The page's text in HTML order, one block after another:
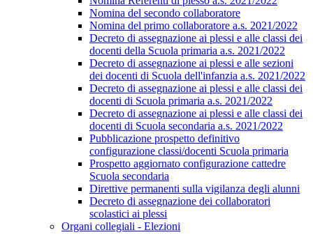
Nomina del secondo collaboratore
Nomina del primo collaboratore a.s. 2021/2022
Decreto di assegnazione ai plessi e alle classi dei
docenti della Scuola primaria a.s. 2021/2022
Decreto di assegnazione ai plessi e alle sezioni
dei docenti di Scuola dell'infanzia a.s. 2021/2022
Decreto di assegnazione ai plessi e alle classi dei
docenti di Scuola primaria a.s. 2021/2022
Decreto di assegnazione ai plessi e alle classi dei
docenti di Scuola secondaria a.s. 2021/2022
Pubblicazione prospetto definitivo
configurazione classi/docenti Scuola primaria
Prospetto aggiornato configurazione cattedre
Scuola secondaria
Direttive permanenti sulla vigilanza degli alunni
Decreto di assegnazione dei collaboratori
scolastici ai plessi
Organi collegiali - Elezioni